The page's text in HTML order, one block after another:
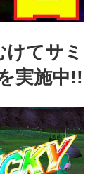
てサミ
実施中!!